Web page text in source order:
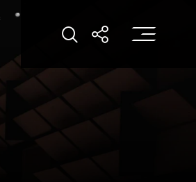
打开搜索打开分享打